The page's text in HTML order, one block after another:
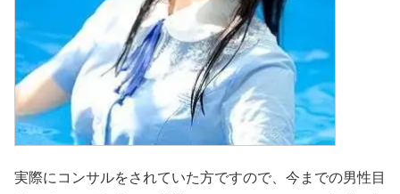
実際にコンサルをされていた方ですので、今までの男性目